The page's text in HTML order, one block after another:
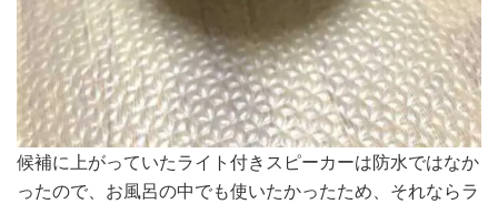
候補に上がっていたライト付きスピーカーは防水ではなか
ったので、お風呂の中でも使いたかったため、それならラ